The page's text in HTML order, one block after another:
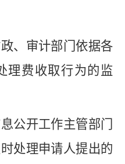
、审计部门依据各
理费收取行为的监
公开工作主管部门
处理申请人提出的